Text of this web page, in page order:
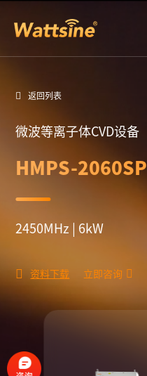
返回列表
微波等离子体CVD设备
HMPS-2060SP
2450MHz | 6kW
资料下载 立即咨询